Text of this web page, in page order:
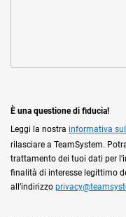
È una questione di fiducia!
Leggi la nostra informativa
rilasciare a TeamSystem.
trattamento dei tuoi dati per
finalità di interesse legittimo
all’indirizzo